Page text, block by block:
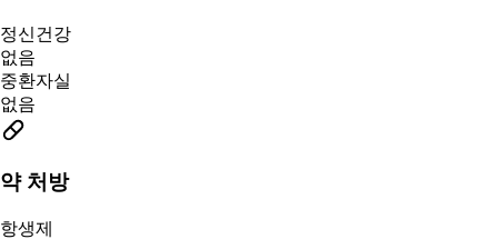
정신건강
없음
중환자실
없음
약 처방
항생제